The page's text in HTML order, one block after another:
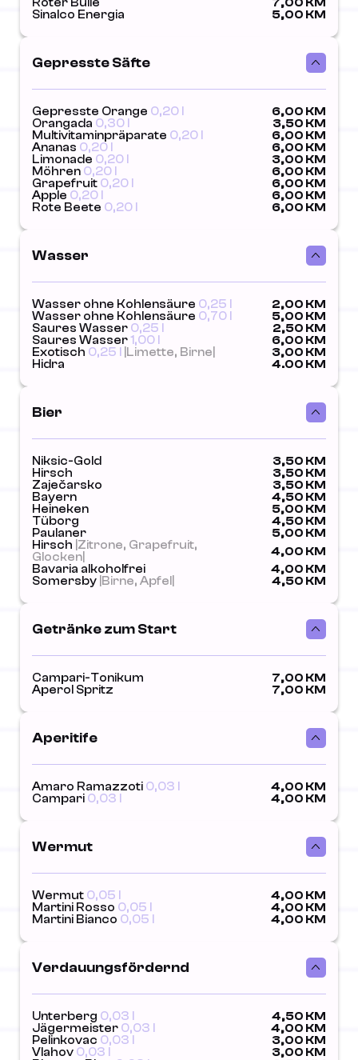
Roter Bulle
7,00 KM
Sinalco Energia
5,00 KM
Gepresste Säfte
Gepresste Orange 0,20 l
6,00 KM
Orangada 0,30 l
3,50 KM
Multivitaminpräparate 0,20 l
6,00 KM
Ananas 0,20 l
6,00 KM
Limonade 0,20 l
3,00 KM
Möhren 0,20 l
6,00 KM
Grapefruit 0,20 l
6,00 KM
Apple 0,20 l
6,00 KM
Rote Beete 0,20 l 6,00 KM
Wasser
Wasser ohne Kohlensäure 0,25 l
2,00 KM
Wasser ohne Kohlensäure 0,70 l
5,00 KM
Saures Wasser 0,25 l
2,50 KM
Saures Wasser1,00 l
6,00 KM
Exotisch 0,25 l |Limette, Birne|
3,00 KM
Hidra
4.00 KM
Bier
Niksic-Gold
3,50 KM
Hirsch
3,50 KM
Zaječarsko
3,50 KM
Bayern
4,50 KM
Heineken
5,00 KM
Tüborg
4,50 KM
Paulaner
5,00 KM
Hirsch |Zitrone, Grapefruit,
Glocken|
4,00 KM
Bavaria alkoholfrei
4,00 KM
Somersby |Birne, Apfel| 4,50 KM
Getränke zum Start
Campari-Tonikum
7,00 KM
Aperol Spritz
7,00 KM
Aperitife
Amaro Ramazzoti 0,03 l
4,00 KM
Campari 0,03 l 4,00 KM
Wermut
Wermut 0,05 l
4,00 KM
Martini Rosso 0,05 l
4,00 KM
Martini Bianco 0,05 l 4,00 KM
Verdauungsfördernd
Unterberg 0,03 l
4,50 KM
Jägermeister 0,03 l
4,00 KM
Pelinkovac 0,03 l
3,00 KM
Vlahov 0,03 l
3,00 KM